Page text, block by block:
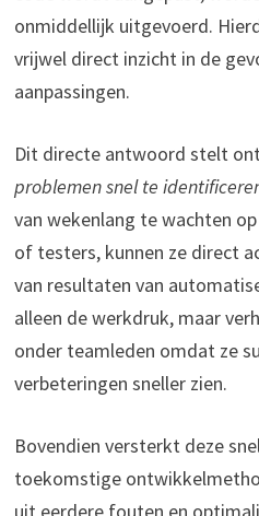
onmiddellijk uitgevoerd.
vrijwel direct inzicht in de
aanpassingen.
Dit directe antwoord stelt
problemen snel te
van wekenlang te wachten
of testers, kunnen ze direct
van resultaten van
alleen de werkdruk, maar
onder teamleden omdat ze
verbeteringen sneller zien.
Bovendien versterkt deze
toekomstige
uit eerdere fouten en